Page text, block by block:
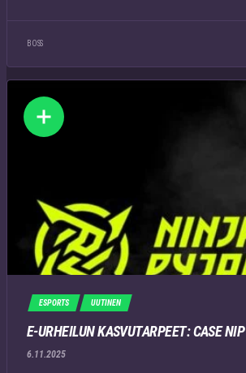
BOSS
ESPORTS UUTINEN
E-URHEILUN KASVUTARPEET: CASE NIP
6.11.2025